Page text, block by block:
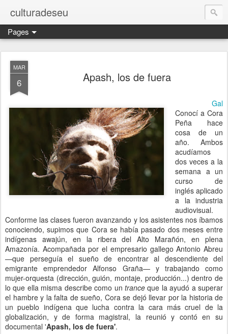
culturadeseu
Pages
MAR
6 Apash, los de fuera
Gal
Conocí a Cora
Peña hace
cosa de un
año. Ambos
acudíamos
dos veces a la
semana a un
curso de
inglés aplicado
a la industria
audiovisual.
Conforme las clases fueron avanzando y los asistentes nos íbamos
conociendo, supimos que Cora se había pasado dos meses entre
indígenas awajún, en la ribera del Alto Marañón, en plena
Amazonía. Acompañada por el empresario gallego Antonio Abreu
—que perseguía el sueño de encontrar al descendiente del
emigrante emprendedor Alfonso Graña— y trabajando como
mujer-orquesta (dirección, guión, montaje, producción...) dentro de
lo que ella misma describe como un tranceque la ayudó a superar
el hambre y la falta de sueño, Cora se dejó llevar por la historia de
un pueblo indígena que lucha contra la cara más cruel de la
globalización, y de forma magistral, la reunió y contó en su
documental 'Apash, los de fuera'.